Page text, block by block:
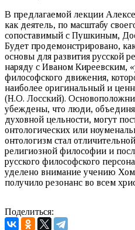
В предлагаемой лекции
как деятель, по масштабу
сопоставимый с Пушкиным,
Будет продемонстрировано,
основы для развития русской
наряду с Иваном Киреевским,
философского движения,
наиболeе оригинальный и
(Н.О. Лосский).
убеждены, что люди,
духовной цельности, могут
онтологических или
онтологизм стал
религиозной философии и
русского философского
уделено внимание учению
получило резонанс во всем
Поделиться: